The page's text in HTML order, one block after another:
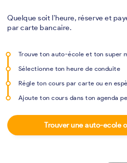
Quelque soit l'heure, réserve et
par carte bancaire.
Trouve ton auto-école et ton super
Sélectionne ton heure de conduite
Régle ton cours par carte ou en
Ajoute ton cours dans ton agenda
Trouver une auto-ecole